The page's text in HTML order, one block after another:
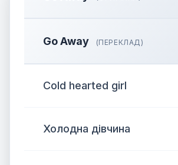
Go Away (ПЕРЕКЛАД)
Cold hearted girl
Холодна дівчина